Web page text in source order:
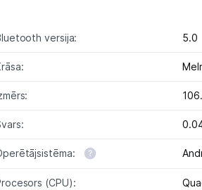
versija: 5.0
(CPU):